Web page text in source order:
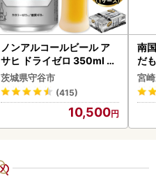
ノンアルコールビール ア
サヒ ドライゼロ 350ml 24
本 ノンアル ビール asashi
守谷市
茨城県守谷市
(415)
10,500
南
だ
ス
宮